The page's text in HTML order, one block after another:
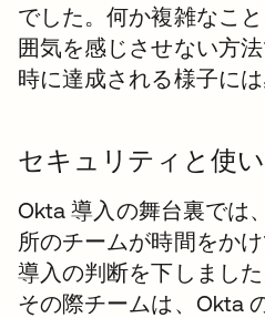
でした。何か複雑なこ
囲気を感じさせない方
時に達成される様子には
セキュリティと使
Okta 導入の舞台裏では
所のチームが時間をか
導入の判断を下しました
その際チームは、Okta